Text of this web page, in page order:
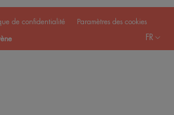
de confidentialité Paramètres des cookies
FR